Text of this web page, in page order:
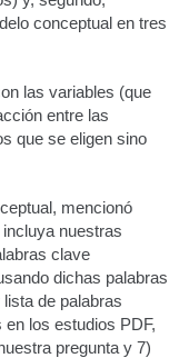
conceptual en tres
las variables (que
entre las
que se eligen sino
mencionó
nuestras
clave
dichas palabras
de palabras
los estudios PDF,
pregunta y 7)